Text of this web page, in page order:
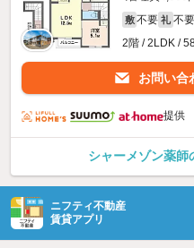
敷 不要 礼 不要
2階 / 2LDK /
お問い合
提供
シャーメゾン薬師
ニフティ不動産
賃貸アプリ